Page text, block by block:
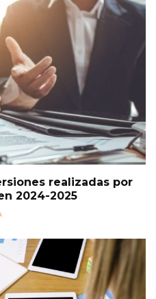
realizadas por
2024-2025